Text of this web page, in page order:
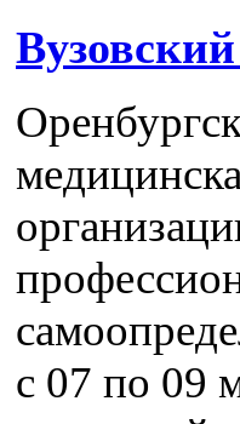
с 07 по 09